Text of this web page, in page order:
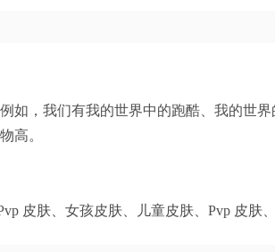
如，我们有我的世界中的跑酷、我的世
高。
皮肤、女孩皮肤、儿童皮肤、Pvp 皮